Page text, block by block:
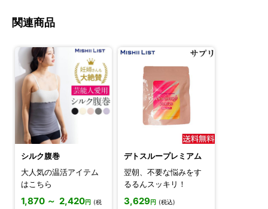
関連商品
シルク腹巻
大人気の温活アイテム
はこちら
1,870 ～ 2,420円 (税
デトスループレミアム
翌朝、不要な悩みをす
るるんスッキリ！
3,629円 (税込)